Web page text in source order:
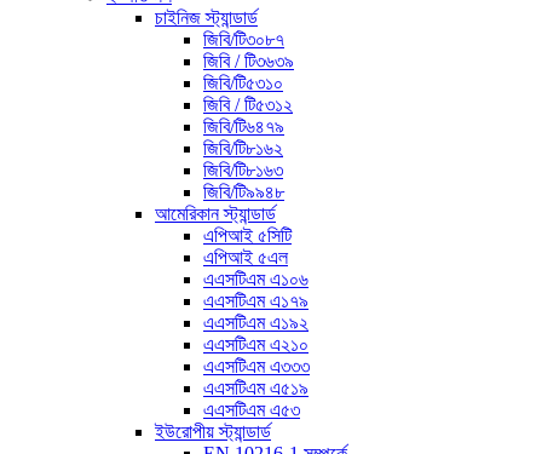
চাইনিজ স্ট্যান্ডার্ড
জিবি/টি৩০৮৭
জিবি / টি৩৬৩৯
জিবি/টি৫৩১০
জিবি / টি৫৩১২
জিবি/টি৬৪৭৯
জিবি/টি৮১৬২
জিবি/টি৮১৬৩
জিবি/টি৯৯৪৮
আমেরিকান স্ট্যান্ডার্ড
এপিআই ৫সিটি
এপিআই ৫এল
এএসটিএম এ১০৬
এএসটিএম এ১৭৯
এএসটিএম এ১৯২
এএসটিএম এ২১০
এএসটিএম এ৩৩৩
এএসটিএম এ৫১৯
এএসটিএম এ৫৩
ইউরোপীয় স্ট্যান্ডার্ড